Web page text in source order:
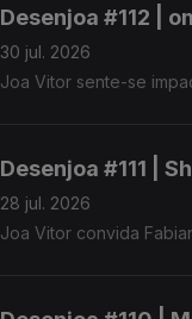
Desenjoa #112 |
30 jul. 2026
Joa Vitor sente-se
Desenjoa #111 |
28 jul. 2026
Joa Vitor convida